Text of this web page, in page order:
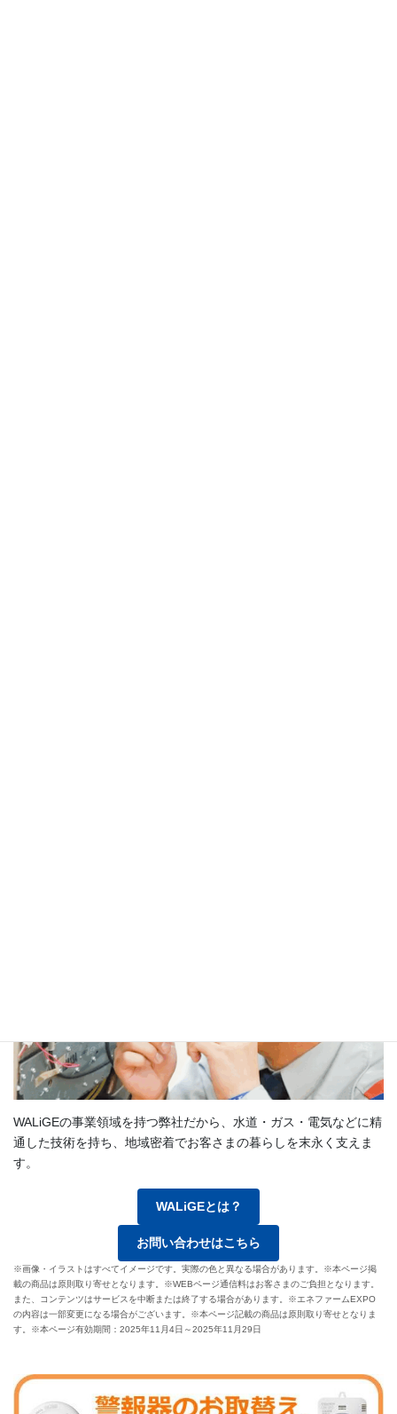
WALiGEの事業領域を持つ弊社だから、水道・ガス・電気などに精
通した技術を持ち、地域密着でお客さまの暮らしを末永く支えま
す。
WALiGEとは？
お問い合わせはこちら
※画像・イラストはすべてイメージです。実際の色と異なる場合があります。※本ページ掲
載の商品は原則取り寄せとなります。※WEBページ通信料はお客さまのご負担となります。
また、コンテンツはサービスを中断または終了する場合があります。※エネファームEXPO
の内容は一部変更になる場合がございます。※本ページ記載の商品は原則取り寄せとなりま
す。※本ページ有効期間：2025年11月4日～2025年11月29日